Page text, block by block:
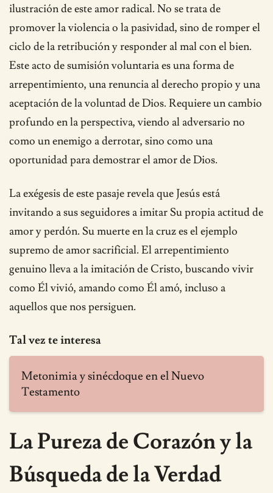
ilustración de este amor radical. No se trata de
promover la violencia o la pasividad, sino de romper el
ciclo de la retribución y responder al mal con el bien.
Este acto de sumisión voluntaria es una forma de
arrepentimiento, una renuncia al derecho propio y una
aceptación de la voluntad de Dios. Requiere un cambio
profundo en la perspectiva, viendo al adversario no
como un enemigo a derrotar, sino como una
oportunidad para demostrar el amor de Dios.
La exégesis de este pasaje revela que Jesús está
invitando a sus seguidores a imitar Su propia actitud de
amor y perdón. Su muerte en la cruz es el ejemplo
supremo de amor sacrificial. El arrepentimiento
genuino lleva a la imitación de Cristo, buscando vivir
como Él vivió, amando como Él amó, incluso a
aquellos que nos persiguen.
Tal vez te interesa
Metonimia y sinécdoque en el Nuevo
Testamento
La Pureza de Corazón y la
Búsqueda de la Verdad